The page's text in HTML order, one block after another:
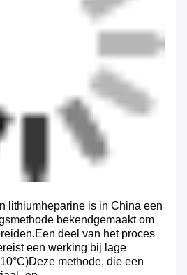
lithiumheparine is in China een
bekendgemaakt om
deel van het proces
een werking bij lage
methode, die een